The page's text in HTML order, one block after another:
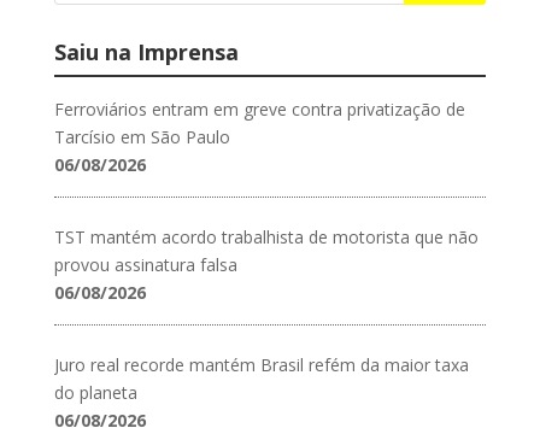
Saiu na Imprensa
Ferroviários entram em greve contra privatização de
Tarcísio em São Paulo
06/08/2026
TST mantém acordo trabalhista de motorista que não
provou assinatura falsa
06/08/2026
Juro real recorde mantém Brasil refém da maior taxa
do planeta
06/08/2026